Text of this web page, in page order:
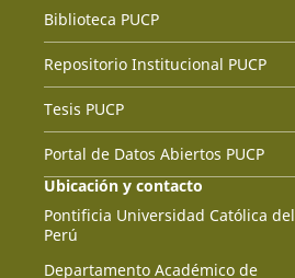
Biblioteca PUCP
Repositorio Institucional PUCP
Tesis PUCP
Portal de Datos Abiertos PUCP
Ubicación y contacto
Pontificia Universidad Católica del
Perú
Departamento Académico de